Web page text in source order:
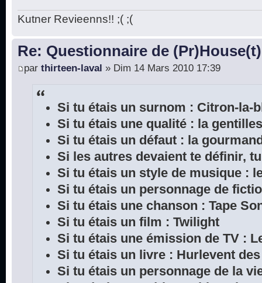
Kutner Revieenns!! ;( ;(
Re: Questionnaire de (Pr)House(t)
par thirteen-laval » Dim 14 Mars 2010 17:39
Si tu étais un surnom : Citron-la-
Si tu étais une qualité : la
Si tu étais un défaut : la
Si les autres devaient te définir,
Si tu étais un style de musique :
Si tu étais un personnage de
Si tu étais une chanson : Tape
Si tu étais un film : Twilight
Si tu étais une émission de TV :
Si tu étais un livre : Hurlevent
Si tu étais un personnage de la